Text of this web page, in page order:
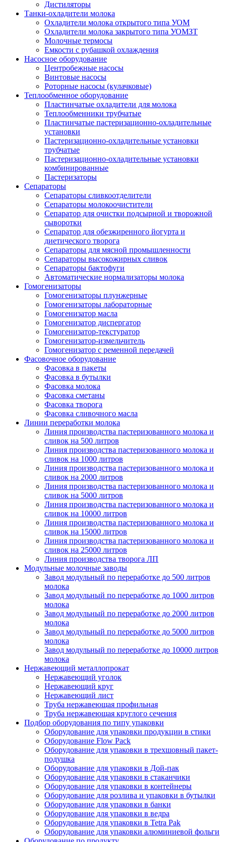
Дистиляторы
Танки-охладители молока
Охладители молока открытого типа УОМ
Охладители молока закрытого типа УОМЗТ
Молочные термосы
Емкости с рубашкой охлаждения
Насосное оборудование
Центробежные насосы
Винтовые насосы
Роторные насосы (кулачковые)
Теплообменное оборудование
Пластинчатые охладители для молока
Теплообменники трубчатые
Пластинчатые пастеризационно-охладительные
установки
Пастеризационно-охладительные установки
трубчатые
Пастеризационно-охладительные установки
комбинированные
Пастеризаторы
Сепараторы
Сепараторы сливкоотделители
Сепараторы молокоочистители
Сепаратор для очистки подсырной и творожной
сыворотки
Сепаратор для обезжиренного йогурта и
диетического творога
Сепараторы для мясной промышленности
Сепараторы высокожирных сливок
Сепараторы бактофуги
Автоматические нормализаторы молока
Гомогенизаторы
Гомогенизаторы плунжерные
Гомогенизаторы лабораторные
Гомогенизатор масла
Гомогенизатор диспергатор
Гомогенизатор-текстуратор
Гомогенизатор-измельчитель
Гомогенизатор с ременной передачей
Фасовочное оборудование
Фасовка в пакеты
Фасовка в бутылки
Фасовка молока
Фасовка сметаны
Фасовка творога
Фасовка сливочного масла
Линии переработки молока
Линия производства пастеризованного молока и
сливок на 500 литров
Линия производства пастеризованного молока и
сливок на 1000 литров
Линия производства пастеризованного молока и
сливок на 2000 литров
Линия производства пастеризованного молока и
сливок на 5000 литров
Линия производства пастеризованного молока и
сливок на 10000 литров
Линия производства пастеризованного молока и
сливок на 15000 литров
Линия производства пастеризованного молока и
сливок на 25000 литров
Линия производства творога ЛП
Модульные молочные заводы
Завод модульный по переработке до 500 литров
молока
Завод модульный по переработке до 1000 литров
молока
Завод модульный по переработке до 2000 литров
молока
Завод модульный по переработке до 5000 литров
молока
Завод модульный по переработке до 10000 литров
молока
Нержавеющий металлопрокат
Нержавеющий уголок
Нержавеющий круг
Нержавеющий лист
Труба нержавеющая профильная
Труба нержавеющая круглого сечения
Подбор оборудования по типу упаковки
Оборудование для упаковки продукции в стики
Оборудование Flow Pack
Оборудование для упаковки в трехшовный пакет-
подушка
Оборудование для упаковки в Дой-пак
Оборудование для упаковки в стаканчики
Оборудование для упаковки в контейнеры
Оборудование для розлива и упаковки в бутылки
Оборудование для упаковки в банки
Оборудование для упаковки в ведра
Оборудование для упаковки в Tetra Pak
Оборудование для упаковки алюминиевой фольги